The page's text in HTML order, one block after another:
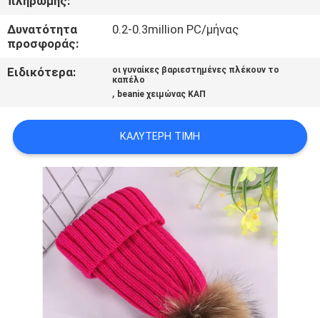
ΠΕΡΙΠΤΏΣΕΙΣ
SITEMAP
POLICY
Δυνατότητα
προσφοράς:
0.2-0.3million PC/μήνας
Ειδικότερα:
οι γυναίκες βαριεστημένες πλέκουν το
καπέλο
, beanie χειμώνας ΚΑΠ
ΚΑΛΎΤΕΡΗ ΤΙΜΉ